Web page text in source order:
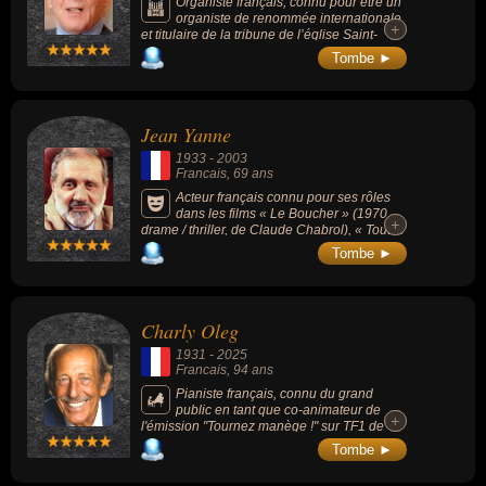
organiste de renommée internationale
et titulaire de la tribune de l’église Saint-
Eustache, à Paris, de 1963 à 2015.
+
+
Tombe ►
Jean Yanne
1933 - 2003
Francais, 69 ans
Acteur français connu pour ses rôles
dans les films « Le Boucher » (1970,
drame / thriller, de Claude Chabrol), « Tout le
monde il est beau, tout le monde il est gentil
» (1972, comédie, avec Michel Serrault) ou «
+
+
Tombe ►
Charly Oleg
1931 - 2025
Francais , 94 ans
Pianiste français, connu du grand
public en tant que co-animateur de
l'émission "Tournez manège !" sur TF1 de
1985 à 1993.
+
+
Tombe ►